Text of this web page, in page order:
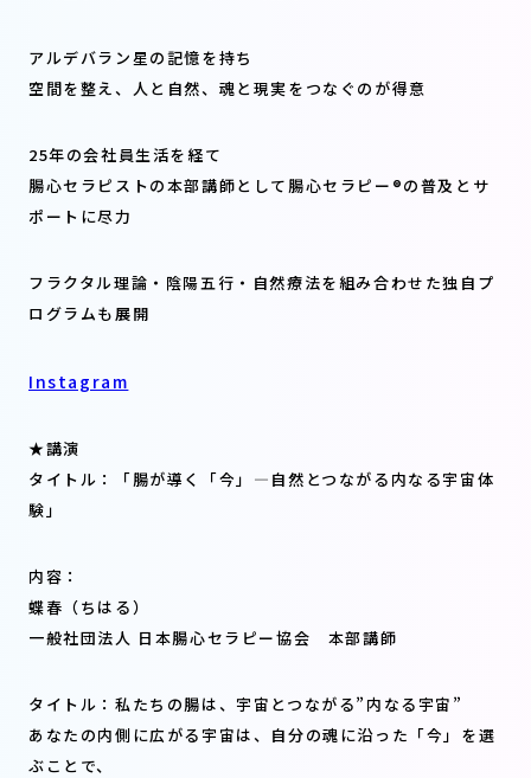
アルデバラン星の記憶を持ち
空間を整え、人と自然、魂と現実をつなぐのが得意
25年の会社員生活を経て
腸心セラピストの本部講師として腸心セラピー®の普及とサ
ポートに尽力
フラクタル理論・陰陽五行・自然療法を組み合わせた独自プ
ログラムも展開
Instagram
★講演
タイトル：「腸が導く「今」―自然とつながる内なる宇宙体
験」
内容：
蝶春（ちはる）
一般社団法人 日本腸心セラピー協会 本部講師
タイトル：私たちの腸は、宇宙とつながる”内なる宇宙”
あなたの内側に広がる宇宙は、自分の魂に沿った「今」を選
ぶことで、